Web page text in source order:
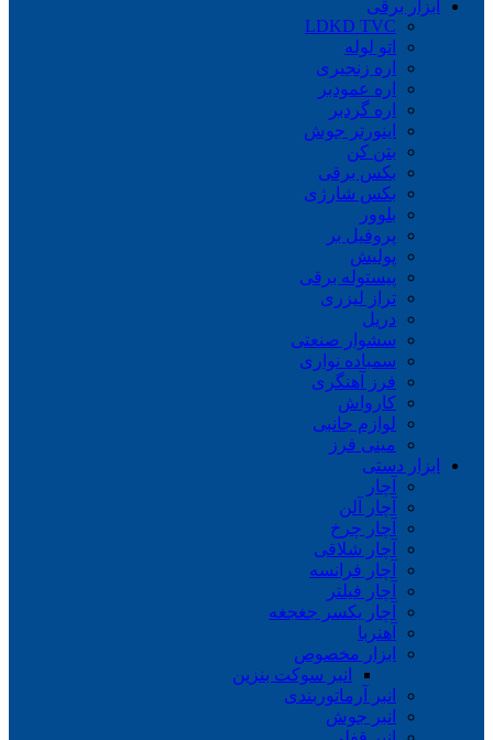
ابزار برقی
LDKD TVC
اتو لوله
اره زنجیری
اره عمودبر
اره گردبر
اینورتر جوش
بتن کن
بکس برقی
بکس شارژی
بلوور
پروفیل بر
پولیش
پیستوله برقی
تراز لیزری
دریل
سشوار صنعتی
سمباده نواری
فرز آهنگری
کارواش
لوازم جانبی
مینی فرز
ابزار دستی
آچار
آچار آلن
آچار چرخ
آچار شلاقی
آچار فرانسه
آچار فیلتر
آچار یکسر جغجغه
آهنربا
ابزار مخصوص
انبر سوکت بنزین
انبر آرماتوربندی
انبر جوش